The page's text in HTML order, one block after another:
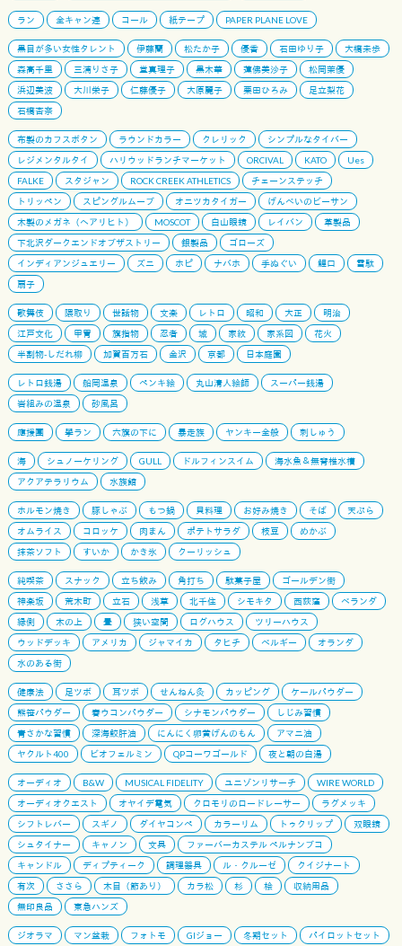
ラン 全キャン連 コール 紙テープ PAPER PLANE LOVE
黒目が多い女性タレント 伊藤蘭 松たか子 優香 石田ゆり子
大橋未歩
森高千里
三浦りさ子 堂真理子 黒木華 蓮佛美沙子
松岡茉優
浜辺美波
大川栄子 仁藤優子 大原麗子 栗田ひろみ
足立梨花
石橋杏奈
布製のカフスボタン ラウンドカラー クレリック
シンプルなタイバー
レジメンタルタイ
ハリウッドランチマーケット ORCIVAL KATO
Ues
FALKE
スタジャン ROCK CREEK ATHLETICS
チェーンステッチ
トリッペン
スピングルムーブ オニツカタイガー
げんべいのビーサン
木製のメガネ（ヘアリヒト）
MOSCOT 白山眼鏡 レイバン
革製品
下北沢ダークエンドオブザストリー
銀製品
ゴローズ
インディアンジュエリー
ズニ ホピ ナバホ 手ぬぐい 鯉口
雪駄
扇子
歌舞伎 隈取り 世話物 文楽 レトロ 昭和 大正
明治
江戸文化
甲冑 旗指物 忍者 城 家紋 家系図
花火
半割物-しだれ柳
加賀百万石 金沢 京都 日本庭園
レトロ銭湯 船岡温泉 ペンキ絵 丸山清人絵師
スーパー銭湯
岩組みの温泉
砂風呂
應援團 學ラン 六旗の下に 暴走族 ヤンキー全般 刺しゅう
海 シュノーケリング GULL ドルフィンスイム
海水魚＆無脊椎水槽
アクアテラリウム
水族館
ホルモン焼き 豚しゃぶ もつ鍋 貝料理 お好み焼き そば
天ぷら
オムライス
コロッケ 肉まん ポテトサラダ 枝豆
めかぶ
抹茶ソフト
すいか かき氷 クーリッシュ
純喫茶 スナック 立ち飲み 角打ち 駄菓子屋
ゴールデン街
神楽坂
荒木町 立石 浅草 北千住 シモキタ 西荻窪
ベランダ
縁側
木の上 畳 狭い空間 ログハウス
ツリーハウス
ウッドデッキ
アメリカ ジャマイカ タヒチ ベルギー
オランダ
水のある街
健康法 足ツボ 耳ツボ せんねん灸 カッピング
ケールパウダー
熊笹パウダー
春ウコンパウダー シナモンパウダー
しじみ習慣
青さかな習慣
深海鮫肝油 にんにく卵黄げんのもん
アマニ油
ヤクルト400
ビオフェルミン QPコーワゴールド 夜と朝の白湯
オーディオ B&W MUSICAL FIDELITY ユニゾンリサーチ
WIRE WORLD
オーディオクエスト
オヤイデ電気 クロモリのロードレーサー
ラグメッキ
シフトレバー
スギノ ダイヤコンペ カラーリム トゥクリップ
双眼鏡
シュタイナー
キャノン 文具
ファーバーカステル ペルナンブコ
キャンドル
ディプティーク 調理器具 ル・クルーゼ
クイジナート
有次
ささら 木目（節あり） カラ松 杉 桧
収納用品
無印良品
東急ハンズ
ジオラマ マン盆栽 フォトモ GIジョー 冬期セット パイロットセット